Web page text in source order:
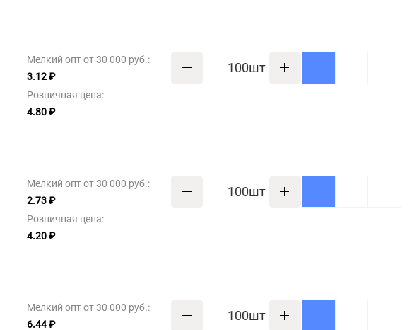
Мелкий опт от 30 000 руб.:
3.12 ₽
Розничная цена:
4.80 ₽
шт
Мелкий опт от 30 000 руб.:
2.73 ₽
Розничная цена:
4.20 ₽
шт
Мелкий опт от 30 000 руб.:
6.44 ₽
шт